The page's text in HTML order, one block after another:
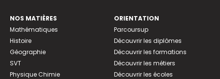
NOS MATIÈRES
Mathématiques
Histoire
Géographie
SVT
Physique Chimie
ORIENTATION
Parcoursup
Découvrir les diplômes
Découvrir les formations
Découvrir les métiers
Découvrir les écoles